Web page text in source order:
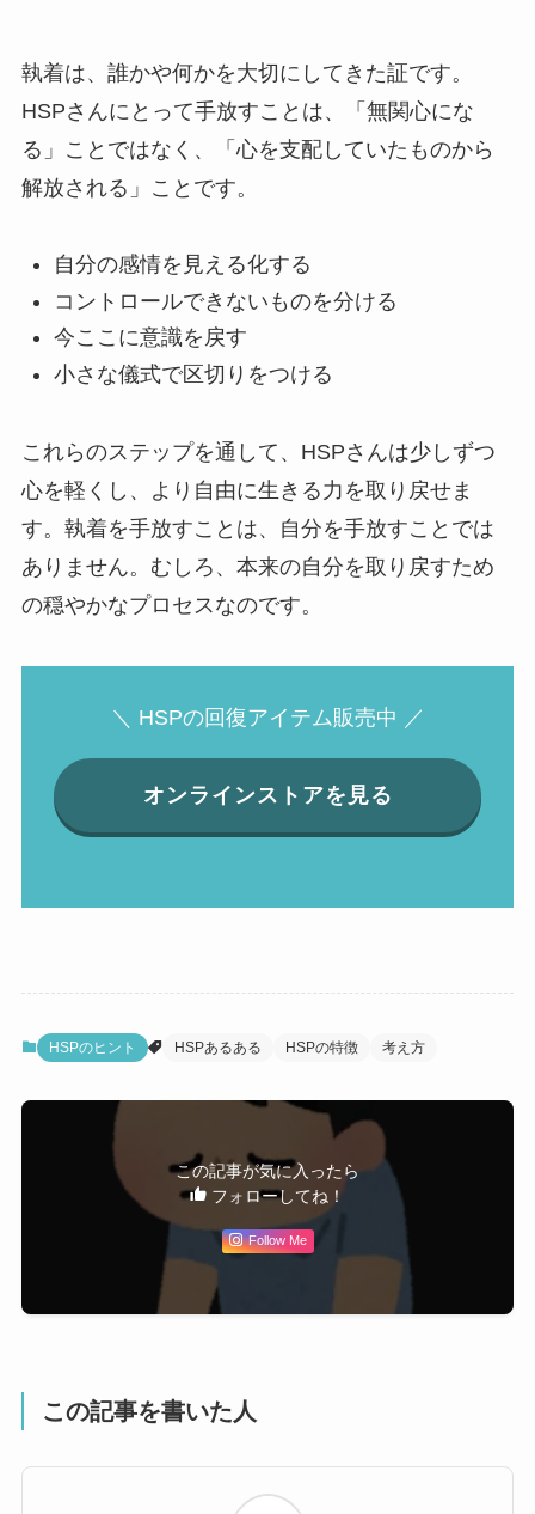
執着は、誰かや何かを大切にしてきた証です。
HSPさんにとって手放すことは、「無関心にな
る」ことではなく、「心を支配していたものから
解放される」ことです。
自分の感情を見える化する
コントロールできないものを分ける
今ここに意識を戻す
小さな儀式で区切りをつける
これらのステップを通して、HSPさんは少しずつ
心を軽くし、より自由に生きる力を取り戻せま
す。執着を手放すことは、自分を手放すことでは
ありません。むしろ、本来の自分を取り戻すため
の穏やかなプロセスなのです。
＼ HSPの回復アイテム販売中 ／
オンラインストアを見る
HSPのヒント HSPあるある HSPの特徴 考え方
この記事が気に入ったら
フォローしてね！
Follow Me
この記事を書いた人